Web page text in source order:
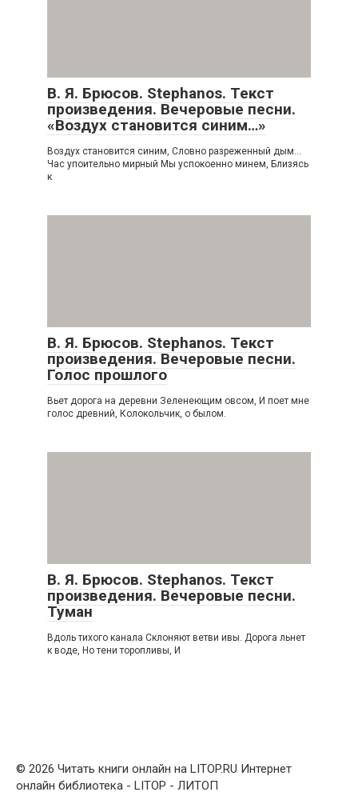
В. Я. Брюсов. Stephanos. Текст
произведения. Вечеровые песни.
«Воздух становится синим…»
Воздух становится синим, Словно разреженный дым…
Час упоительно мирный Мы успокоенно минем, Близясь
к
В. Я. Брюсов. Stephanos. Текст
произведения. Вечеровые песни.
Голос прошлого
Вьет дорога на деревни Зеленеющим овсом, И поет мне
голос древний, Колокольчик, о былом.
В. Я. Брюсов. Stephanos. Текст
произведения. Вечеровые песни.
Туман
Вдоль тихого канала Склоняют ветви ивы. Дорога льнет
к воде, Но тени торопливы, И
© 2026 Читать книги онлайн на LITOP.RU Интернет
онлайн библиотека - LITOP - ЛИТОП